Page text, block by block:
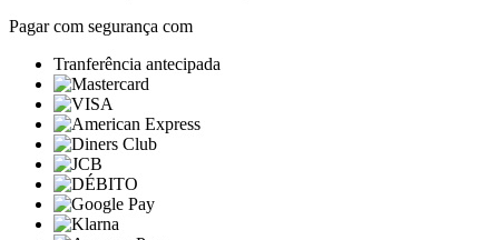
Pagar com segurança com
Tranferência antecipada